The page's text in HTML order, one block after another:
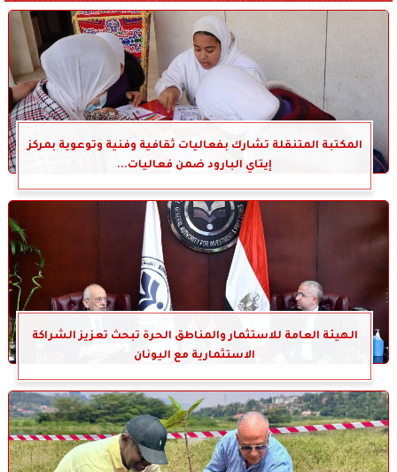
المكتبة المتنقلة تشارك بفعاليات ثقافية وفنية وتوعوية بمركز
إيتاي البارود ضمن فعاليات...
الهيئة العامة للاستثمار والمناطق الحرة تبحث تعزيز الشراكة
الاستثمارية مع اليونان